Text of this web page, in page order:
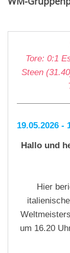
Tore: 0:1
Steen
19.05.2026 -
Hallo und
Hier
um 16.20